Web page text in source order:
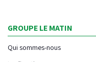
GROUPE LE MATIN
Qui sommes-nous